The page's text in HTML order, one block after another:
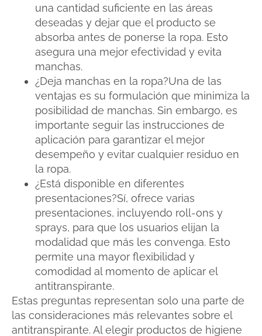
una cantidad suficiente en las áreas
deseadas y dejar que el producto se
absorba antes de ponerse la ropa. Esto
asegura una mejor efectividad y evita
manchas.
¿Deja manchas en la ropa?Una de las
ventajas es su formulación que minimiza la
posibilidad de manchas. Sin embargo, es
importante seguir las instrucciones de
aplicación para garantizar el mejor
desempeño y evitar cualquier residuo en
la ropa.
¿Está disponible en diferentes
presentaciones?Sí, ofrece varias
presentaciones, incluyendo roll-ons y
sprays, para que los usuarios elijan la
modalidad que más les convenga. Esto
permite una mayor flexibilidad y
comodidad al momento de aplicar el
antitranspirante.
Estas preguntas representan solo una parte de
las consideraciones más relevantes sobre el
antitranspirante. Al elegir productos de higiene